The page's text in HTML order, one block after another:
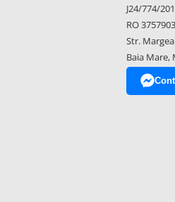
J24/774/
RO
Str.
Baia Mare,